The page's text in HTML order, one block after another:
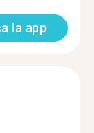
la app